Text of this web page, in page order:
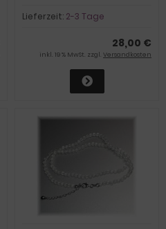
Lieferzeit: 2-3 Tage
28,00 €
inkl. 19 % MwSt. zzgl. Versandkosten